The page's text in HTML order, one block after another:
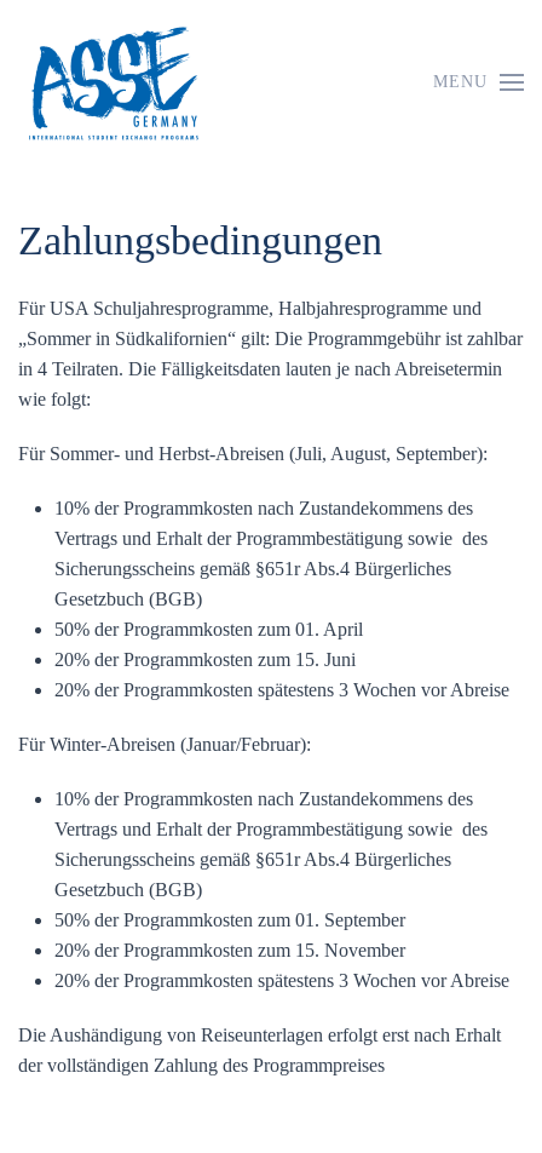
MENU
Zahlungsbedingungen
Für USA Schuljahresprogramme, Halbjahresprogramme und
„Sommer in Südkalifornien“ gilt: Die Programmgebühr ist zahlbar
in 4 Teilraten. Die Fälligkeitsdaten lauten je nach Abreisetermin
wie folgt:
Für Sommer- und Herbst-Abreisen (Juli, August, September):
10% der Programmkosten nach Zustandekommens des
Vertrags und Erhalt der Programmbestätigung sowie des
Sicherungsscheins gemäß §651r Abs.4 Bürgerliches
Gesetzbuch (BGB)
50% der Programmkosten zum 01. April
20% der Programmkosten zum 15. Juni
20% der Programmkosten spätestens 3 Wochen vor Abreise
Für Winter-Abreisen (Januar/Februar):
10% der Programmkosten nach Zustandekommens des
Vertrags und Erhalt der Programmbestätigung sowie des
Sicherungsscheins gemäß §651r Abs.4 Bürgerliches
Gesetzbuch (BGB)
50% der Programmkosten zum 01. September
20% der Programmkosten zum 15. November
20% der Programmkosten spätestens 3 Wochen vor Abreise
Die Aushändigung von Reiseunterlagen erfolgt erst nach Erhalt
der vollständigen Zahlung des Programmpreises